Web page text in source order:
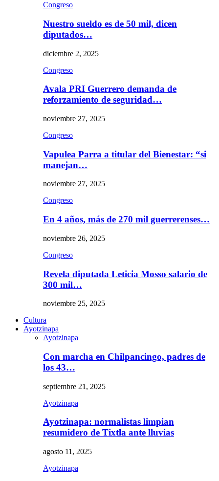
Congreso
Nuestro sueldo es de 50 mil, dicen
diputados…
diciembre 2, 2025
Congreso
Avala PRI Guerrero demanda de
reforzamiento de seguridad…
noviembre 27, 2025
Congreso
Vapulea Parra a titular del Bienestar: “si
manejan…
noviembre 27, 2025
Congreso
En 4 años, más de 270 mil guerrerenses…
noviembre 26, 2025
Congreso
Revela diputada Leticia Mosso salario de
300 mil…
noviembre 25, 2025
Cultura
Ayotzinapa
Ayotzinapa
Con marcha en Chilpancingo, padres de
los 43…
septiembre 21, 2025
Ayotzinapa
Ayotzinapa: normalistas limpian
resumidero de Tixtla ante lluvias
agosto 11, 2025
Ayotzinapa